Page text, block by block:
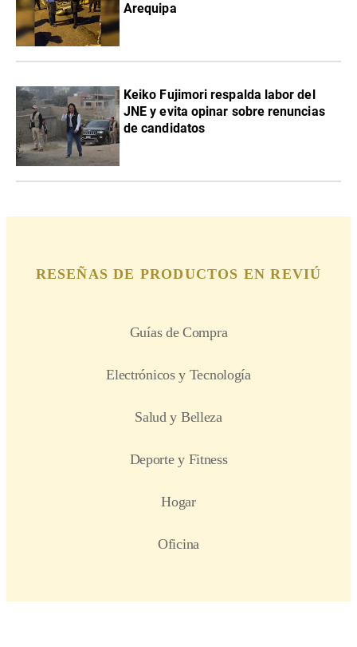
Arequipa
Keiko Fujimori respalda labor del
JNE y evita opinar sobre renuncias
de candidatos